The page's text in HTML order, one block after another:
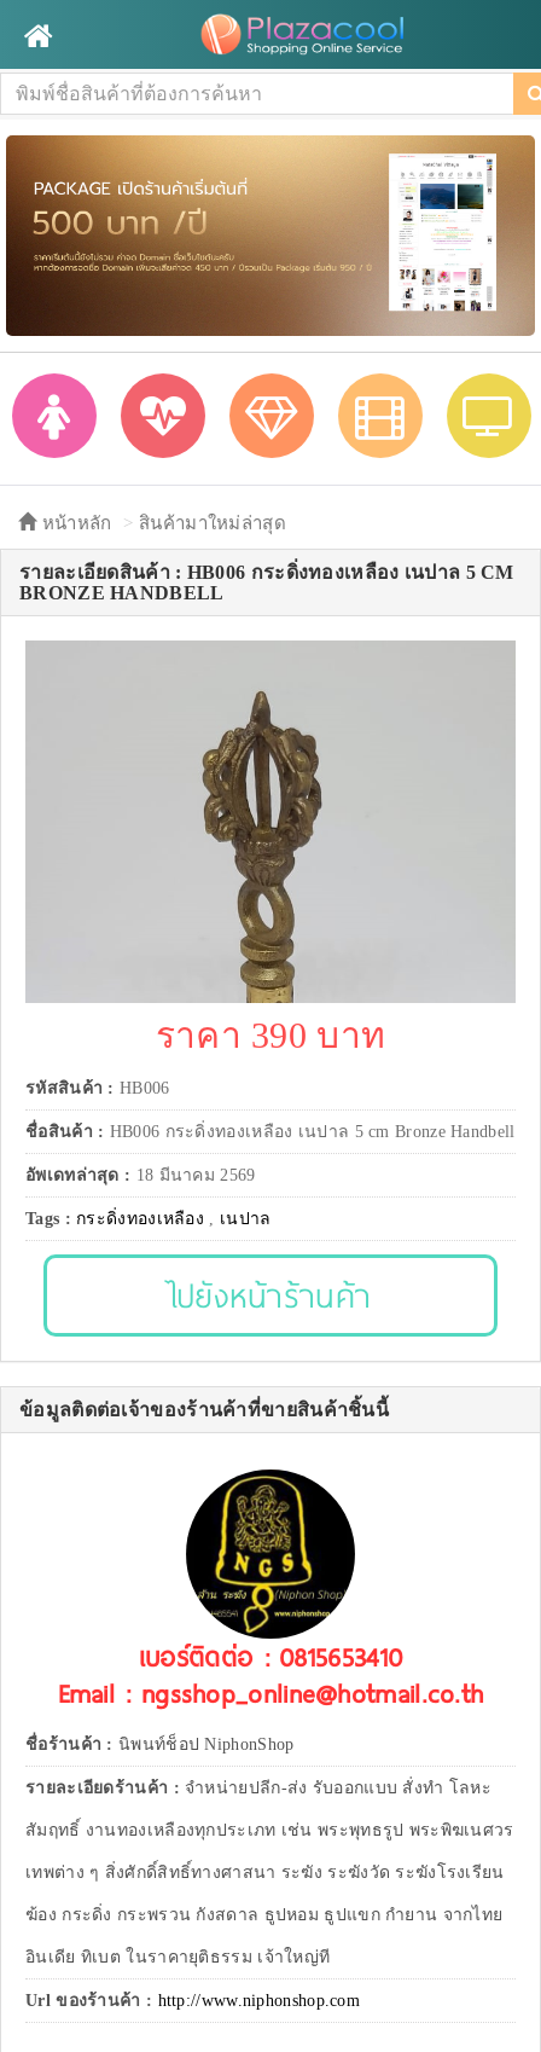
หน้าหลัก สินค้ามาใหม่ล่าสุด
รายละเอียดสินค้า : HB006 กระดิ่งทองเหลือง เนปาล 5 CM
BRONZE HANDBELL
ราคา 390 บาท
รหัสสินค้า : HB006
ชื่อสินค้า : HB006 กระดิ่งทองเหลือง เนปาล 5 cm Bronze Handbell
อัพเดทล่าสุด : 18 มีนาคม 2569
Tags : กระดิ่งทองเหลือง , เนปาล
ไปยังหน้าร้านค้า
ข้อมูลติดต่อเจ้าของร้านค้าที่ขายสินค้าชิ้นนี้
เบอร์ติดต่อ : 0815653410
Email : ngsshop_online@hotmail.co.th
ชื่อร้านค้า : นิพนท์ช็อป NiphonShop
รายละเอียดร้านค้า : จำหน่ายปลีก-ส่ง รับออกแบบ สั่งทำ โลหะ
สัมฤทธิ์ งานทองเหลืองทุกประเภท เช่น พระพุทธรูป พระพิฆเนศวร
เทพต่าง ๆ สิ่งศักดิ์สิทธิ์ทางศาสนา ระฆัง ระฆังวัด ระฆังโรงเรียน
ฆ้อง กระดิ่ง กระพรวน กังสดาล ธูปหอม ธูปแขก กำยาน จากไทย
อินเดีย ทิเบต ในราคายุติธรรม เจ้าใหญ่ที
Url ของร้านค้า : http://www.niphonshop.com